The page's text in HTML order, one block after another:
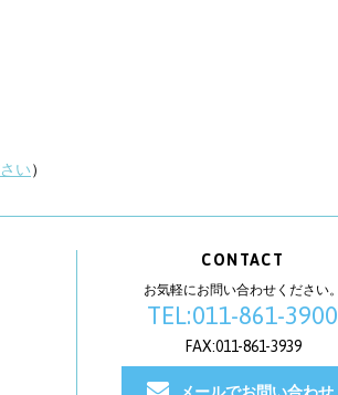
い）
CONTACT
お気軽にお問い合わせください。
TEL:011-861-3900
FAX:011-861-3939
メールでお問い合わせ